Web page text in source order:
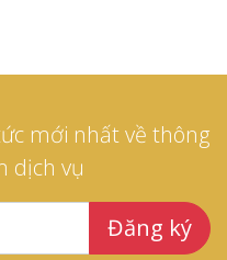
mới nhất về thông
dịch vụ
Đăng ký